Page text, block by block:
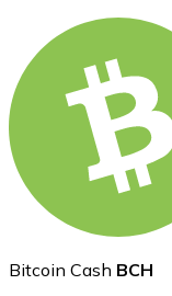
Ethereum
ETH
Bitcoin Cash BCH